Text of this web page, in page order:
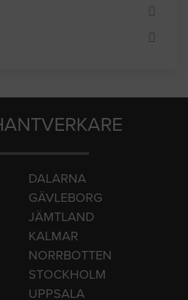
DALARNA
GÄVLEBORG
JÄMTLAND
KALMAR
NORRBOTTEN
STOCKHOLM
UPPSALA